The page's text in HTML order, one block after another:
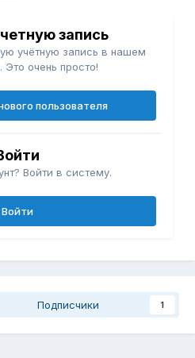
запись
учётную запись в нашем
Это очень просто!
пользователя
Войти в систему.
Войти
Подписчики 1